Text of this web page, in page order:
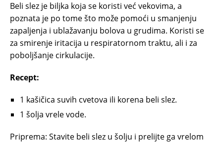
Beli slez je biljka koja se koristi već vekovima, a
poznata je po tome što može pomoći u smanjenju
zapaljenja i ublažavanju bolova u grudima. Koristi se
za smirenje iritacija u respiratornom traktu, ali i za
poboljšanje cirkulacije.
Recept:
1 kašičica suvih cvetova ili korena beli slez.
1 šolja vrele vode.
Priprema: Stavite beli slez u šolju i prelijte ga vrelom